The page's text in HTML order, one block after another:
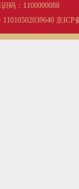
码：1100000088
京ICP